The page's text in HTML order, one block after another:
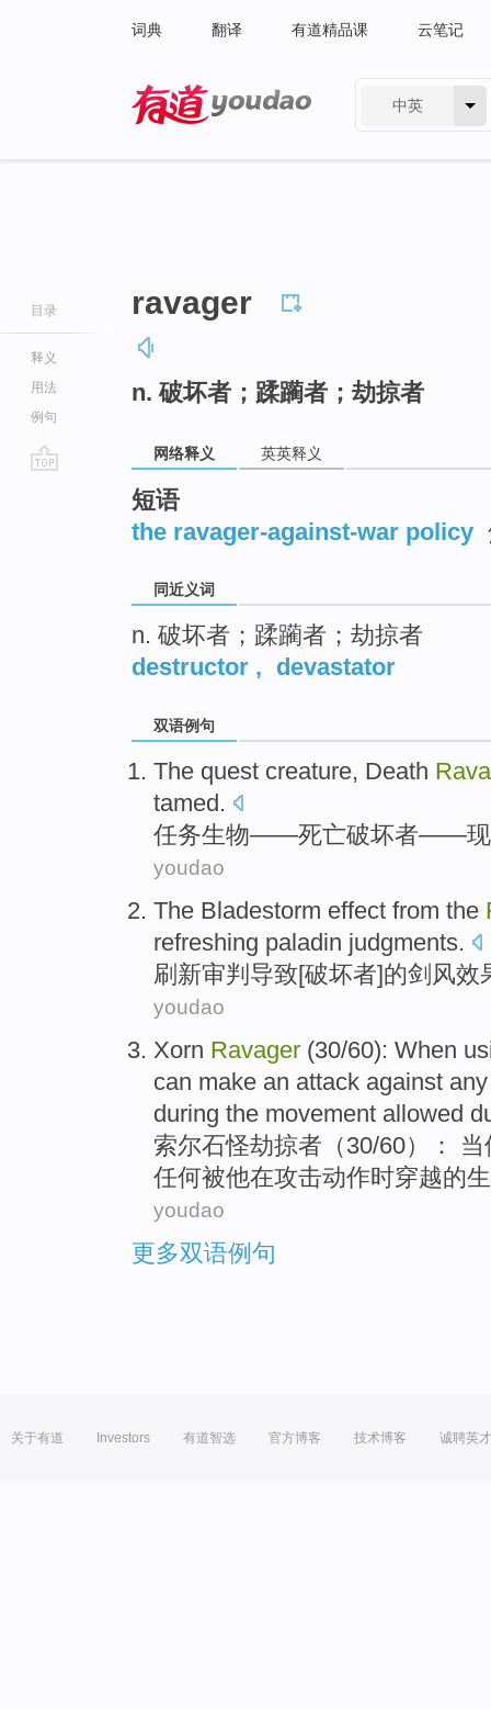
词典 翻译 有道精品课 云笔记
中英
目录
释义
用法
例句
ravager
n. 破坏者；蹂躏者；劫掠者
网络释义 英英释义
短语
the ravager-against-war policy
同近义词
n. 破坏者；蹂躏者；劫掠者
destructor , devastator
双语例句
The quest creature, Death
tamed.
任务生物——死亡破坏者——现
youdao
The Bladestorm effect from the
refreshing paladin judgments.
刷新审判 导致[破坏者]的剑风效
youdao
Xorn Ravager (30/60): When
can make an attack against any
during the movement allowed
索尔石怪劫掠者（30/60）： 当
任何被他在攻击动作时穿越的
youdao
更多双语例句
关于有道 Investors 有道智选 官方博客 技术博客 诚聘英才